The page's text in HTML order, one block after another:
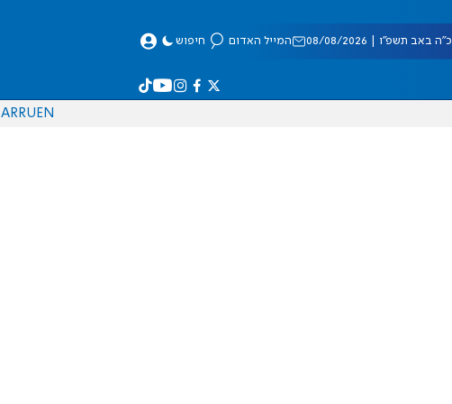
כ"ה באב תשפ"ו | 08/08/2026 המייל האדום חיפוש
EN
RU
AR